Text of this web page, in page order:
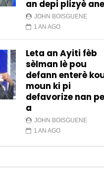
an depi plizyè ane
JOHN BOISGUENE
1 AN AGO
Leta an Ayiti fèb
sèlman lè pou
defann enterè
moun ki pi
defavorize nan
a
JOHN BOISGUENE
1 AN AGO